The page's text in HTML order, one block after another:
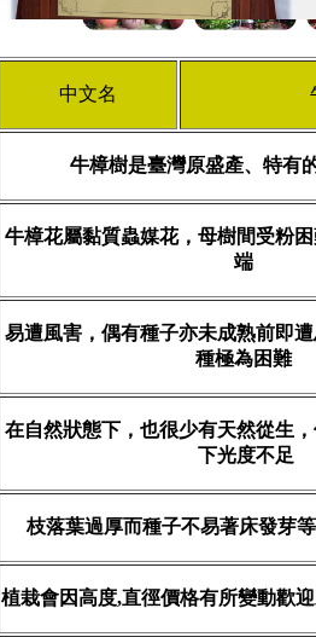
中文名
牛樟樹是臺灣原盛產、特有
牛樟花屬黏質蟲媒花，母樹間受粉
端
易遭風害，偶有種子亦未成熟前即
種極為困難
在自然狀態下，也很少有天然從生
下光度不足
枝落葉過厚而種子不易著床發芽
植栽會因高度,直徑價格有所變動歡迎